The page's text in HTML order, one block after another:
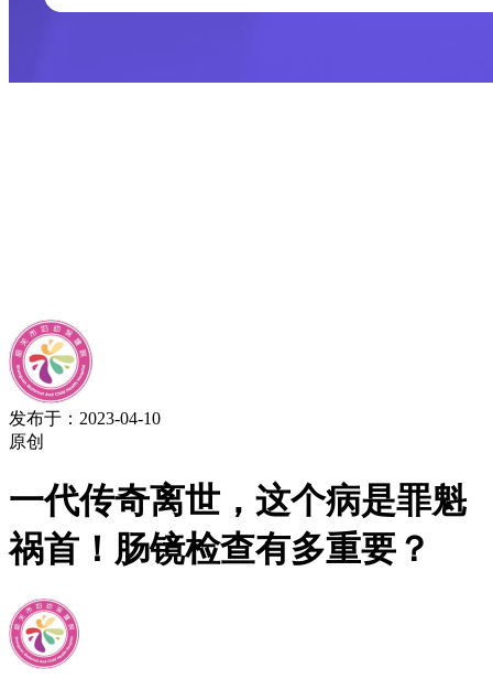
发布于：2023-04-10
原创
一代传奇离世，这个病是罪魁
祸首！肠镜检查有多重要？